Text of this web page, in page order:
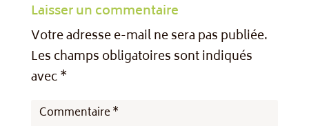
Laisser un commentaire
Votre adresse e-mail ne sera pas publiée.
Les champs obligatoires sont indiqués
avec*